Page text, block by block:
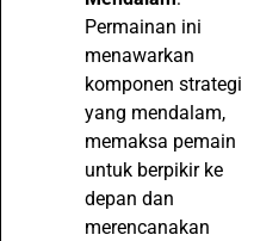
Permainan ini
menawarkan
komponen strategi
yang mendalam,
memaksa pemain
untuk berpikir ke
depan dan
merencanakan